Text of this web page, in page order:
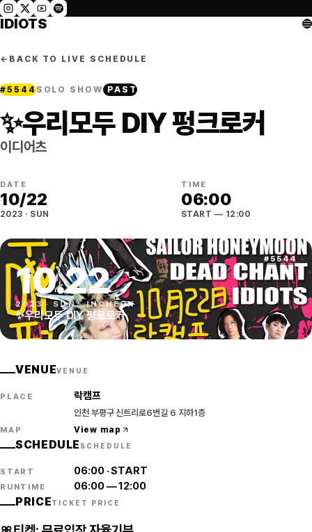
IDIOTS
← BACK TO LIVE SCHEDULE
#5544SOLO SHOW PAST
✨우리모두 DIY 펑크로커
이디어츠
DATE
10/22
2023 · SUN
TIME
06:00
START — 12:00
# 5544
10.22
2023 ·SUN·INCHEON
✨우리모두 DIY 펑크로커
VENUEVENUE
PLACE 락캠프
인천 부평구 신트리로6번길 6 지하1층
MAP View map
SCHEDULE SCHEDULE
START 06:00·START
RUNTIME 06:00—12:00
PRICETICKET PRICE